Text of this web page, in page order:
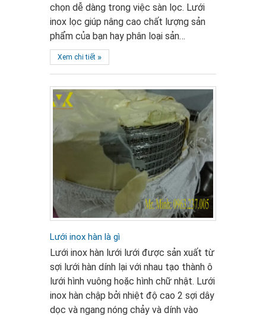
chọn dễ dàng trong việc sàn lọc. Lưới
inox lọc giúp nâng cao chất lượng sản
phẩm của bạn hay phân loại sản…
Xem chi tiết »
Lưới inox hàn là gì
Lưới inox hàn lưới lưới được sản xuất từ
sợi lưới hàn dính lại với nhau tạo thành ô
lưới hình vuông hoặc hình chữ nhật. Lưới
inox hàn chập bởi nhiệt độ cao 2 sợi dây
dọc và ngang nóng chảy và dính vào